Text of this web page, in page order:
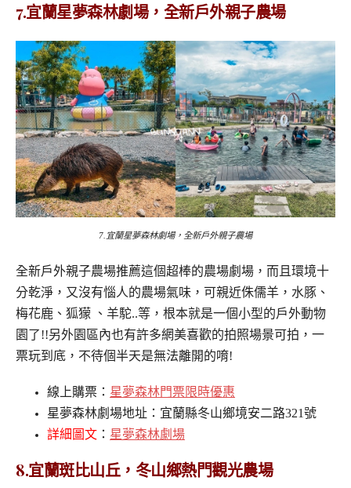
7.宜蘭星夢森林劇場，全新戶外親子農場
7.宜蘭星夢森林劇場，全新戶外親子農場
全新戶外親子農場推薦這個超棒的農場劇場，而且環境十
分乾淨，又沒有惱人的農場氣味，可親近侏儒羊，水豚、
梅花鹿、狐獴 、羊駝..等，根本就是一個小型的戶外動物
園了!!另外園區內也有許多網美喜歡的拍照場景可拍，一
票玩到底，不待個半天是無法離開的唷!
線上購票： 星夢森林門票限時優惠
星夢森林劇場地址：宜蘭縣冬山鄉境安二路321號
詳細圖文 ： 星夢森林劇場
8.宜蘭斑比山丘，冬山鄉熱門觀光農場